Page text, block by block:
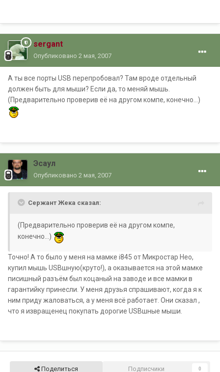
sergant
Опубликовано 2 мая, 2007
А ты все порты USB перепробовал? Там вроде отдельный
должен быть для мыши? Если да, то меняй мышь.
(Предварительно проверив её на другом компе, конечно...)
Эсаул
Опубликовано 2 мая, 2007
Сержант Жека сказал:
(Предварительно проверив её на другом компе,
конечно...)
Точно! А то было у меня на мамке i845 от Микростар Нео,
купил мышь USBшную(круто!), а оказывается на этой мамке
писишный разъём был коцаный на заводе и все мамки в
гарантийку принесли. У меня друзья спрашивают, когда я к
ним приду жаловаться, а у меня всё работает. Они сказал ,
что я извращенец покупать дорогие USBшные мыши.
Поделиться Подписчики 0